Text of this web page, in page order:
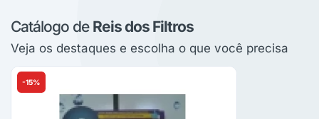
Catálogo de Reis dos Filtros
Veja os destaques e escolha o que você precisa
-15%